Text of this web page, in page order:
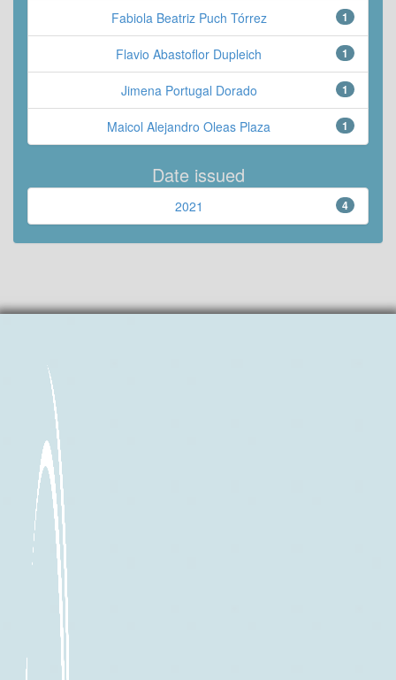
1
Fabiola Beatriz Puch Tórrez
1
Flavio Abastoflor Dupleich
1
Jimena Portugal Dorado
1
Maicol Alejandro Oleas Plaza
Date issued
4
2021